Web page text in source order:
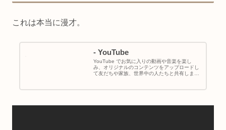
これは本当に漫才。
- YouTube
YouTube でお気に入りの動画や音楽を楽し
み、オリジナルのコンテンツをアップロードし
て友だちや家族、世界中の人たちと共有しまし